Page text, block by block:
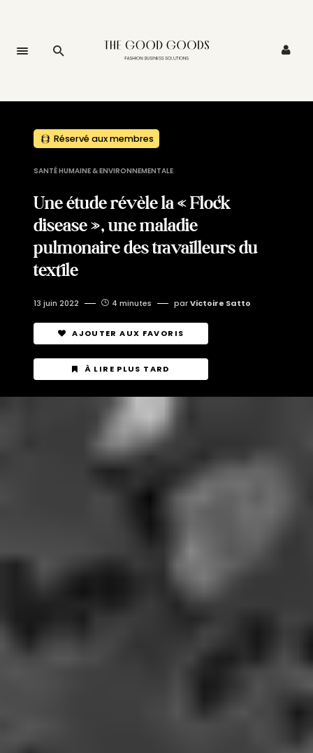
Réservé aux membres
SANTÉ HUMAINE & ENVIRONNEMENTALE
Une étude révèle la « Flock
disease », une maladie
pulmonaire des travailleurs du
textile
13 juin 2022 4 minutes parVictoire Satto
AJOUTER AUX FAVORIS
À LIRE PLUS TARD